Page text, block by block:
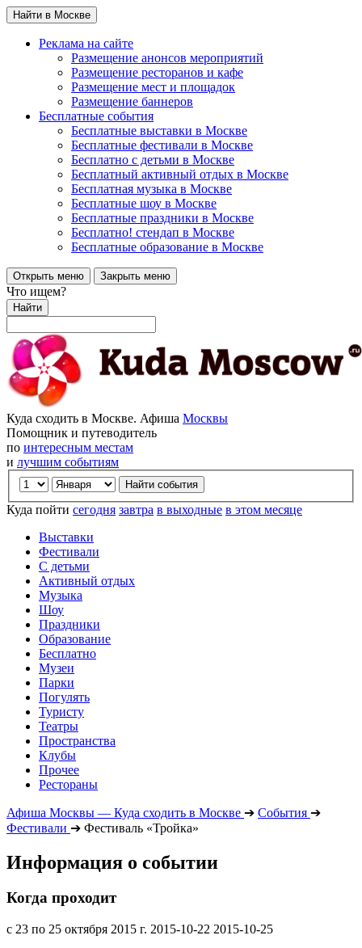
Найти в Москве
Реклама на сайте
Размещение анонсов мероприятий
Размещение ресторанов и кафе
Размещение мест и площадок
Размещение баннеров
Бесплатные события
Бесплатные выставки в Москве
Бесплатные фестивали в Москве
Бесплатно с детьми в Москве
Бесплатный активный отдых в Москве
Бесплатная музыка в Москве
Бесплатные шоу в Москве
Бесплатные праздники в Москве
Бесплатно! стендап в Москве
Бесплатные образование в Москве
Открыть меню Закрыть меню
Что ищем?
Найти
Куда сходить в Москве. Афиша Москвы
Помощник и путеводитель
по интересным местам
и лучшим событиям
Куда пойти сегодня завтра в выходные в этом месяце
Выставки
Фестивали
С детьми
Активный отдых
Музыка
Шоу
Праздники
Образование
Бесплатно
Музеи
Парки
Погулять
Туристу
Театры
Пространства
Клубы
Прочее
Рестораны
Афиша Москвы — Куда сходить в Москве ➔ События ➔
Фестивали ➔ Фестиваль «Тройка»
Информация о событии
Когда проходит
с 23 по 25 октября 2015 г. 2015-10-22 2015-10-25